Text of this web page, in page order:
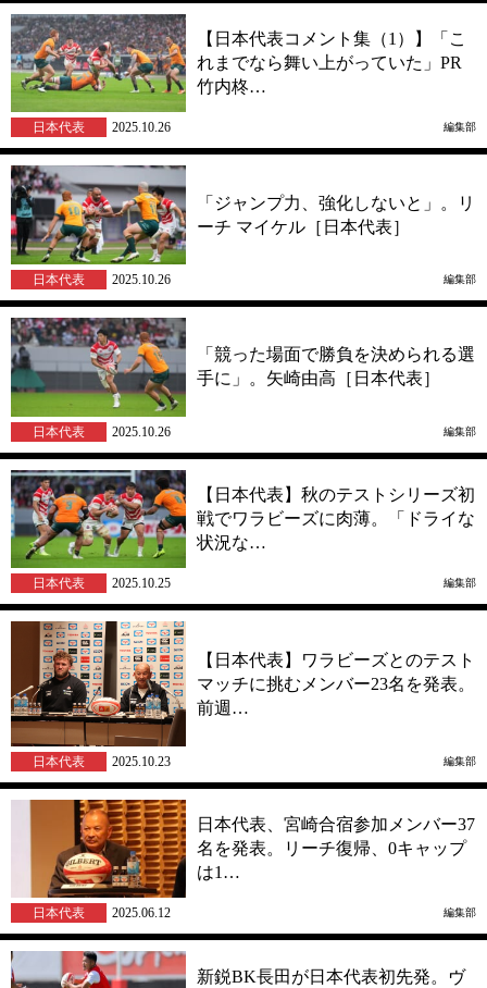
【日本代表コメント集（1）】「こ
れまでなら舞い上がっていた」PR
竹内柊…
日本代表 2025.10.26 編集部
「ジャンプ力、強化しないと」。リ
ーチ マイケル［日本代表］
日本代表 2025.10.26 編集部
「競った場面で勝負を決められる選
手に」。矢崎由高［日本代表］
日本代表 2025.10.26 編集部
【日本代表】秋のテストシリーズ初
戦でワラビーズに肉薄。「ドライな
状況な…
日本代表 2025.10.25 編集部
【日本代表】ワラビーズとのテスト
マッチに挑むメンバー23名を発表。
前週…
日本代表 2025.10.23 編集部
日本代表、宮崎合宿参加メンバー37
名を発表。リーチ復帰、0キャップ
は1…
日本代表 2025.06.12 編集部
新鋭BK長田が日本代表初先発。ヴ